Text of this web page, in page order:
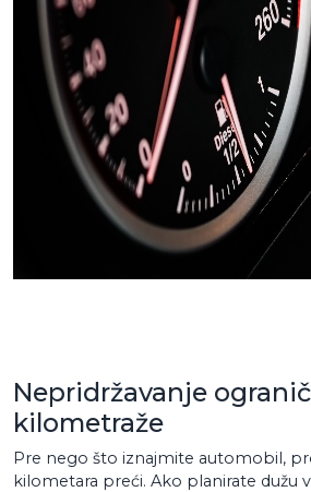
Nepridržavanje
kilometraže
Pre nego što iznajmite automobil,
kilometara preći. Ako planirate dužu